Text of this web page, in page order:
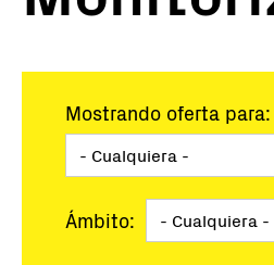
Mostrando oferta para:
Ámbito: